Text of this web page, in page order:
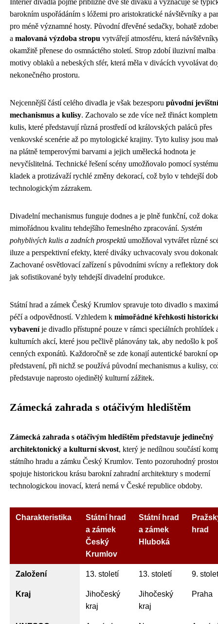
Interiér divadla pojme přibližně dvě stě diváků a vyznačuje se
barokním uspořádáním s lóžemi pro aristokratické návštěvníky a
pro méně významné hosty. Původní dřevěné sedačky, bohatě
a malovaná výzdoba stropu vytvářejí atmosféru, která
okamžitě přenese do osmnáctého století. Strop zdobí iluzivní malba
motivy oblaků a nebeských sfér, která měla v divácích vyvolávat
nekonečného prostoru.
Nejcennější částí celého divadla je však bezesporu původní jevištní
mechanismus a kulisy. Zachovalo se zde více než třináct
kulis, které představují různá prostředí od královských paláců přes
venkovské scenérie až po mytologické krajiny. Tyto kulisy jsou
na plátně temperovými barvami a jejich umělecká hodnota je
nevyčíslitelná. Technické řešení scény umožňovalo pomocí
kladek a protizávaží rychlé změny dekorací, což bylo v tehdejší
technologickým zázrakem.
Divadelní mechanismus funguje dodnes a je plně funkční, což
mimořádnou kvalitu tehdejšího řemeslného zpracování. Systém
pohyblivých kulis a zadních prospektů umožňoval vytvářet různé
iluze a perspektivní efekty, které diváky uchvacovaly svou
Zachované osvětlovací zařízení s původními svícny a reflektory
jak sofistikované byly tehdejší divadelní produkce.
Státní hrad a zámek Český Krumlov spravuje toto divadlo s
péčí a odpovědností. Vzhledem k mimořádné křehkosti
vybaveníje divadlo přístupné pouze v rámci speciálních prohlídek
kulturních akcí, které jsou pečlivě plánovány tak, aby nedošlo k
cenných exponátů. Každoročně se zde konají autentické barokní
představení, při nichž se používá původní mechanismus a kulisy,
představuje naprosto ojedinělý kulturní zážitek.
Zámecká zahrada s otáčivým hledištěm
Zámecká zahrada s otáčivým hledištěm představuje jedinečný
architektonický a kulturní skvost, který je nedílnou součástí
státního hradu a zámku Český Krumlov. Tento pozoruhodný
spojuje historickou krásu barokní zahradní architektury s moderní
technologickou inovací, která nemá v České republice obdoby.
Charakteristika
Státní hrad
a zámek
Český
Krumlov
Státní hrad
a zámek
Hluboká
hrad
Založení 13. století 13. století 9.
Kraj
Jihočeský
kraj
Jihočeský
kraj
Praha